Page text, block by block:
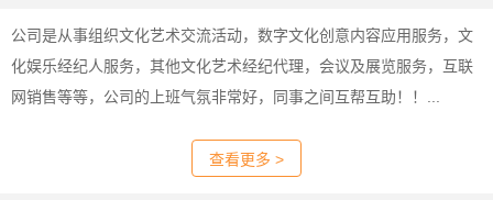
公司是从事组织文化艺术交流活动，数字文化创意内容应用服务，文
化娱乐经纪人服务，其他文化艺术经纪代理，会议及展览服务，互联
网销售等等，公司的上班气氛非常好，同事之间互帮互助！！...
查看更多 >